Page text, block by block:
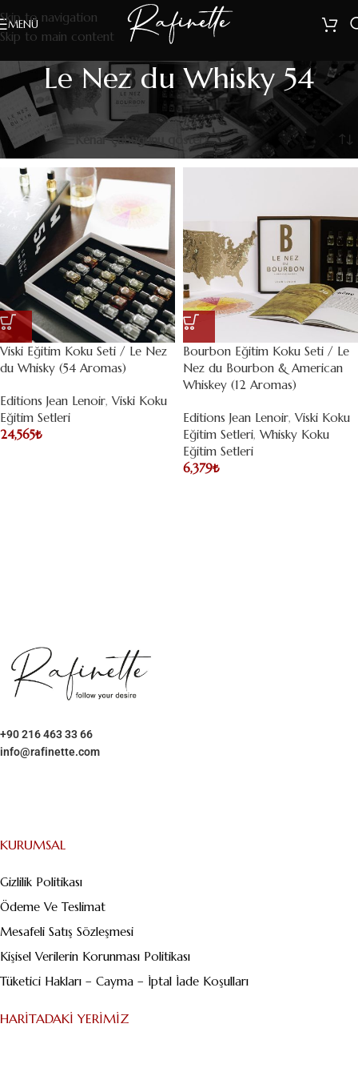
Skip to navigation
Skip to main content
MENÜ
Le Nez du Whisky 54
Le Nez du Whisky 54 2 sonucun tümü gösteriliyor
Filters Kenar çubuğunu göster
Viski Eğitim Koku Seti / Le Nez
du Whisky (54 Aromas)
Editions Jean Lenoir, Viski Koku
Eğitim Setleri
24,565₺
Bourbon Eğitim Koku Seti / Le
Nez du Bourbon & American
Whiskey (12 Aromas)
Editions Jean Lenoir, Viski Koku
Eğitim Setleri, Whisky Koku
Eğitim Setleri
6,379₺
+90 216 463 33 66
info@rafinette.com
KURUMSAL
Gizlilik Politikası
Ödeme Ve Teslimat
Mesafeli Satış Sözleşmesi
Kişisel Verilerin Korunması Politikası
Tüketici Hakları – Cayma – İptal İade Koşulları
HARITADAKI YERIMIZ